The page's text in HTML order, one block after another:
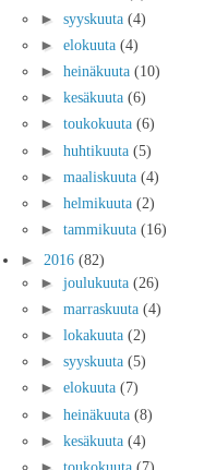
► syyskuuta (4)
► elokuuta (4)
► heinäkuuta (10)
► kesäkuuta (6)
► toukokuuta (6)
► huhtikuuta (5)
► maaliskuuta (4)
► helmikuuta (2)
► tammikuuta (16)
► 2016 (82)
► joulukuuta (26)
► marraskuuta (4)
► lokakuuta (2)
► syyskuuta (5)
► elokuuta (7)
► heinäkuuta (8)
► kesäkuuta (4)